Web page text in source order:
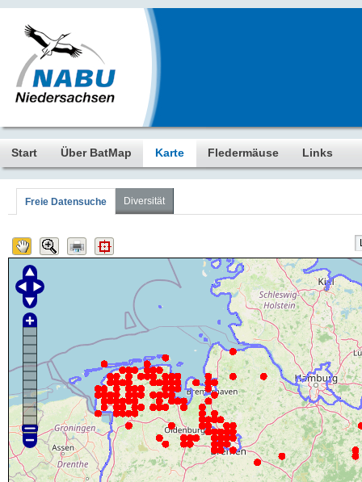
Start Über BatMap Karte Fledermäuse Links
Freie Datensuche Diversität